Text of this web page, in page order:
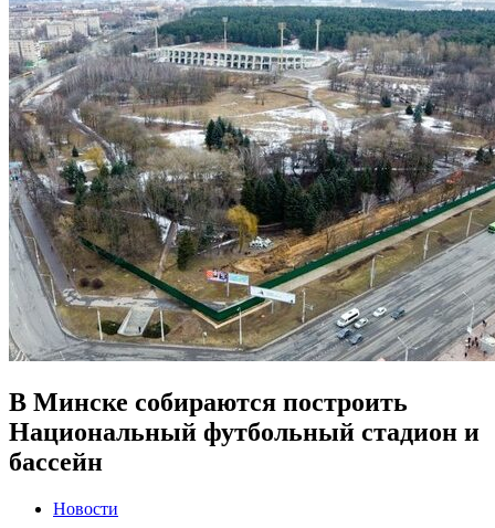
В Минске собираются построить
Национальный футбольный стадион и
бассейн
Новости